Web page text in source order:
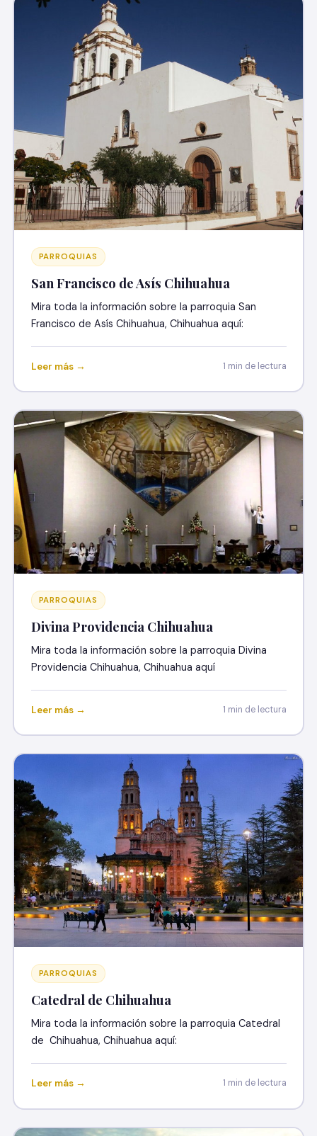
PARROQUIAS
San Francisco de Asís Chihuahua
Mira toda la información sobre la parroquia San
Francisco de Asís Chihuahua, Chihuahua aquí:
Leer más → 1 min de lectura
PARROQUIAS
Divina Providencia Chihuahua
Mira toda la información sobre la parroquia Divina
Providencia Chihuahua, Chihuahua aquí
Leer más → 1 min de lectura
PARROQUIAS
Catedral de Chihuahua
Mira toda la información sobre la parroquia Catedral
de Chihuahua, Chihuahua aquí:
Leer más → 1 min de lectura